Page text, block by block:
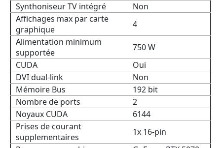
Synthoniseur TV intégré
Non
Affichages max par carte
graphique
4
Alimentation minimum
supportée
750 W
CUDA
Oui
DVI dual-link
Non
Mémoire Bus
192 bit
Nombre de ports
2
Noyaux CUDA
6144
Prises de courant
supplementaires
1x 16-pin